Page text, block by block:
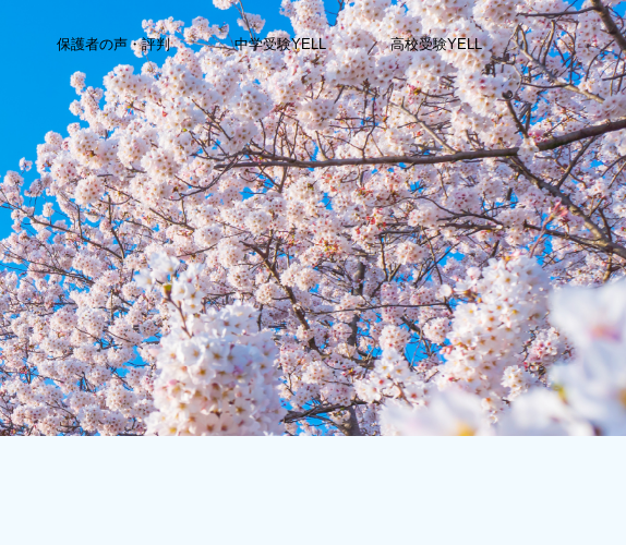
保護者の声・評判 中学受験YELL 高校受験YELL